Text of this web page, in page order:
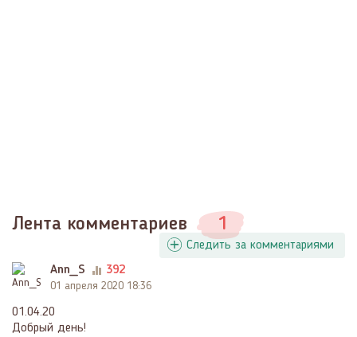
Лента комментариев 1
Следить за комментариями
Ann_S
392
01 апреля 2020 18:36
01.04.20
Добрый день!